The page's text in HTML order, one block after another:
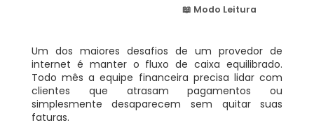
📖 Modo Leitura
Um dos maiores desafios de um provedor de
internet é manter o fluxo de caixa equilibrado.
Todo mês a equipe financeira precisa lidar com
clientes que atrasam pagamentos ou
simplesmente desaparecem sem quitar suas
faturas.